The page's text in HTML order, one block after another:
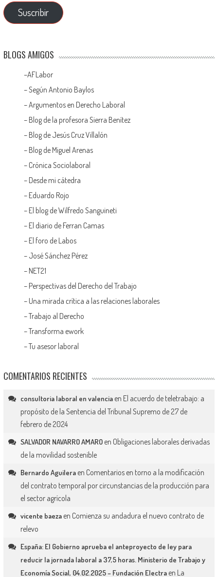
Suscribir
BLOGS AMIGOS
–AFLabor
– Según Antonio Baylos
–Argumentos en Derecho Laboral
– Blog de la profesora Sierra Benítez
– Blog de Jesús Cruz Villalón
– Blog de Miguel Arenas
– Crónica Sociolaboral
– Desde mi cátedra
– Eduardo Rojo
– El blog de Wilfredo Sanguineti
– El diario de Ferran Camas
– El foro de Labos
– José Sánchez Pérez
– NET21
– Perspectivas del Derecho del Trabajo
– Una mirada crítica a las relaciones laborales
–Trabajo al Derecho
–Transforma ework
–Tu asesor laboral
COMENTARIOS RECIENTES
consultoria laboral en valenciaen El acuerdo de teletrabajo: a
propósito de la Sentencia del Tribunal Supremo de 27 de
febrero de 2024
SALVADOR NAVARRO AMAROen Obligaciones laborales derivadas
de la movilidad sostenible
Bernardo Aguileraen Comentarios en torno a la modificación
del contrato temporal por circunstancias de la producción para
el sector agrícola
vicente baezaen Comienza su andadura el nuevo contrato de
relevo
España: El Gobierno aprueba el anteproyecto de ley para
reducir la jornada laboral a 37,5 horas. Ministerio de Trabajo y
Economía Social, 04.02.2025 – Fundación Electraen La